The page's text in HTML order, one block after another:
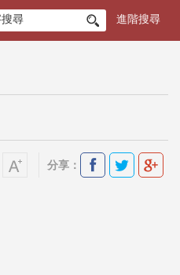
搜
尋
進階搜尋
分享：